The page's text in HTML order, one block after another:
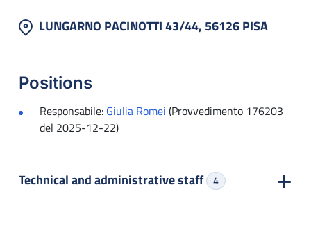
LUNGARNO PACINOTTI 43/44, 56126 PISA
Positions
Responsabile: Giulia Romei (Provvedimento 176203
del 2025-12-22)
Technical and administrative staff 4